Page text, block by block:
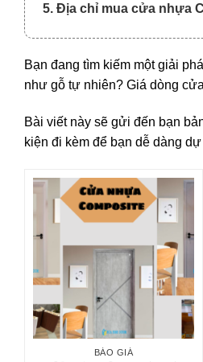
5. Địa chỉ mua cửa nhựa
Bạn đang tìm kiếm một giải
như gỗ tự nhiên? Giá dòng
Bài viết này sẽ gửi đến bạn
kiện đi kèm để bạn dễ dàng
BÁO GIÁ